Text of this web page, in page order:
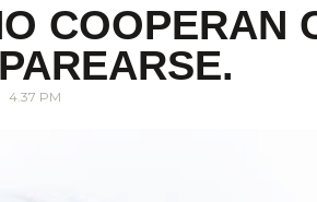
COOPERAN
4.37 PM